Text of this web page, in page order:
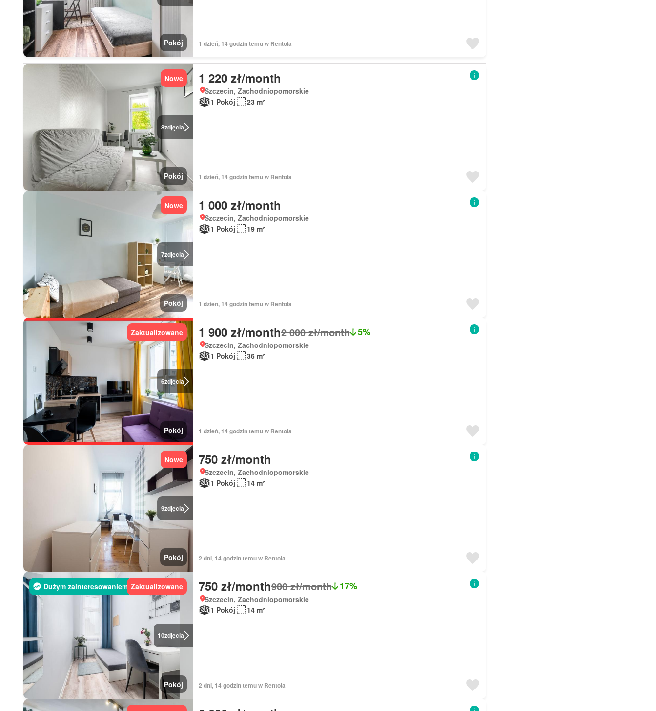
Pokój 1 dzień, 14 godzin temu w Rentola
8zdjęcia
Nowe
Pokój
1 220 zł/month
Szczecin, Zachodniopomorskie
1 Pokój
23 m²
1 dzień, 14 godzin temu w Rentola
7zdjęcia
Nowe
Pokój
1 000 zł/month
Szczecin, Zachodniopomorskie
1 Pokój
19 m²
1 dzień, 14 godzin temu w Rentola
6zdjęcia
Zaktualizowane
Pokój
1 900 zł/month2 000 zł/month 5%
Szczecin, Zachodniopomorskie
1 Pokój
36 m²
1 dzień, 14 godzin temu w Rentola
9zdjęcia
Nowe
Pokój
750 zł/month
Szczecin, Zachodniopomorskie
1 Pokój
14 m²
2 dni, 14 godzin temu w Rentola
10zdjęcia
Dużym zainteresowaniem Zaktualizowane
Pokój
750 zł/month900 zł/month 17%
Szczecin, Zachodniopomorskie
1 Pokój
14 m²
2 dni, 14 godzin temu w Rentola